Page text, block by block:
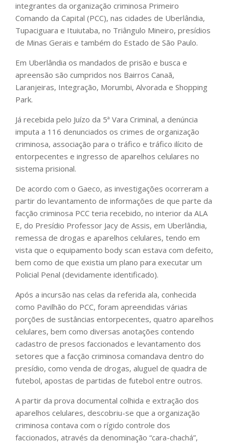
integrantes da organização criminosa Primeiro
Comando da Capital (PCC), nas cidades de Uberlândia,
Tupaciguara e Ituiutaba, no Triângulo Mineiro, presídios
de Minas Gerais e também do Estado de São Paulo.
Em Uberlândia os mandados de prisão e busca e
apreensão são cumpridos nos Bairros Canaã,
Laranjeiras, Integração, Morumbi, Alvorada e Shopping
Park.
Já recebida pelo Juízo da 5ª Vara Criminal, a denúncia
imputa a 116 denunciados os crimes de organização
criminosa, associação para o tráfico e tráfico ilícito de
entorpecentes e ingresso de aparelhos celulares no
sistema prisional.
De acordo com o Gaeco, as investigações ocorreram a
partir do levantamento de informações de que parte da
facção criminosa PCC teria recebido, no interior da ALA
E, do Presídio Professor Jacy de Assis, em Uberlândia,
remessa de drogas e aparelhos celulares, tendo em
vista que o equipamento body scan estava com defeito,
bem como de que existia um plano para executar um
Policial Penal (devidamente identificado).
Após a incursão nas celas da referida ala, conhecida
como Pavilhão do PCC, foram apreendidas várias
porções de sustâncias entorpecentes, quatro aparelhos
celulares, bem como diversas anotações contendo
cadastro de presos faccionados e levantamento dos
setores que a facção criminosa comandava dentro do
presídio, como venda de drogas, aluguel de quadra de
futebol, apostas de partidas de futebol entre outros.
A partir da prova documental colhida e extração dos
aparelhos celulares, descobriu-se que a organização
criminosa contava com o rígido controle dos
faccionados, através da denominação “cara-chachá”,